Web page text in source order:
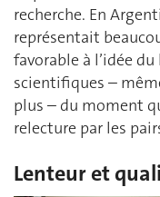
recherche. En
représentait
favorable à l’idée
scientifiques –
plus – du moment
relecture par les
Lenteur et